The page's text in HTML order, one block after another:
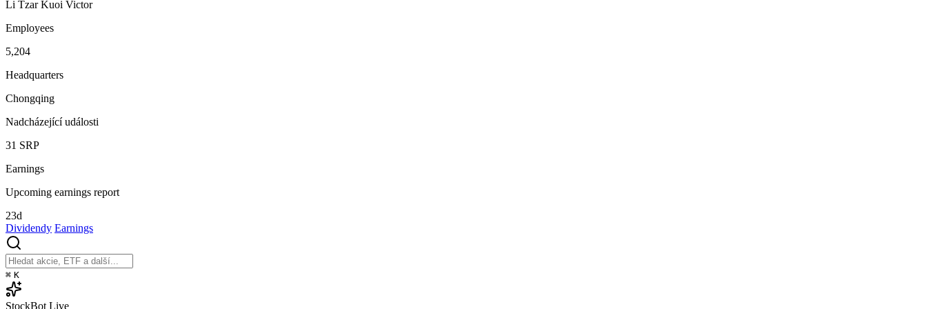
Li Tzar Kuoi Victor
Employees
5,204
Headquarters
Chongqing
Nadcházející události
31 SRP
Earnings
Upcoming earnings report
23d
Dividendy Earnings
⌘ K
StockBot Live